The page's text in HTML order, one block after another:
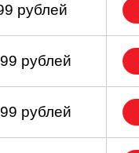
рублей
рублей
рублей